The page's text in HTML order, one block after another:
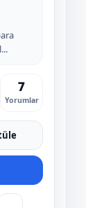
7
Yorumlar